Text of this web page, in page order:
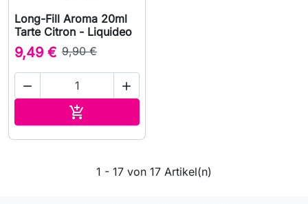
Long-Fill Aroma 20ml
Tarte Citron - Liquideo
9,49 € 9,90 €
 

1 - 17 von 17 Artikel(n)